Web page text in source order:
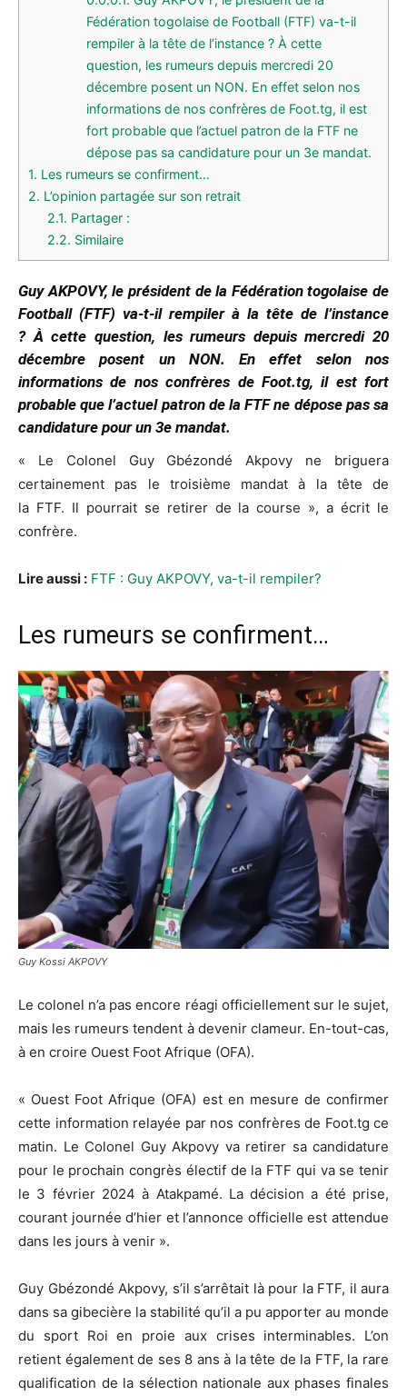
Fédération togolaise de Football (FTF) va-t-il
rempiler à la tête de l’instance ? À cette
question, les rumeurs depuis mercredi 20
décembre posent un NON. En effet selon nos
informations de nos confrères de Foot.tg, il est
fort probable que l’actuel patron de la FTF ne
dépose pas sa candidature pour un 3e mandat.
1. Les rumeurs se confirment…
2. L’opinion partagée sur son retrait
2.1. Partager :
2.2. Similaire
Guy AKPOVY, le président de la Fédération togolaise de
Football (FTF) va-t-il rempiler à la tête de l’instance
?À cette question, les rumeurs depuis mercredi 20
décembre posent un NON. En effet selon nos
informations de nos confrères de Foot.tg, il est fort
probable que l’actuel patron de laFTFne dépose pas sa
candidature pour un 3e mandat.
« Le Colonel Guy Gbézondé Akpovy ne briguera
certainement pas le troisième mandat à la tête de
la FTF. Il pourrait se retirer de la course », a écrit le
confrère.
Lire aussi : FTF : Guy AKPOVY, va-t-il rempiler?
Les rumeurs se confirment…
Guy Kossi AKPOVY
Le colonel n’a pas encore réagi officiellement sur le sujet,
mais les rumeurs tendent à devenir clameur. En-tout-cas,
à en croire Ouest Foot Afrique (OFA).
« Ouest Foot Afrique (OFA) est en mesure de confirmer
cette information relayée par nos confrères de Foot.tg ce
matin. Le Colonel Guy Akpovy va retirer sa candidature
pour le prochain congrès électif de la FTF qui va se tenir
le 3 février 2024 à Atakpamé. La décision a été prise,
courant journée d’hier et l’annonce officielle est attendue
dans les jours à venir ».
Guy Gbézondé Akpovy, s’il s’arrêtait là pour la FTF, il aura
dans sa gibecière la stabilité qu’il a pu apporter au monde
du sport Roi en proie aux crises interminables. L’on
retient également de ses 8 ans à la tête de la FTF, la rare
qualification de la sélection nationale aux phases finales